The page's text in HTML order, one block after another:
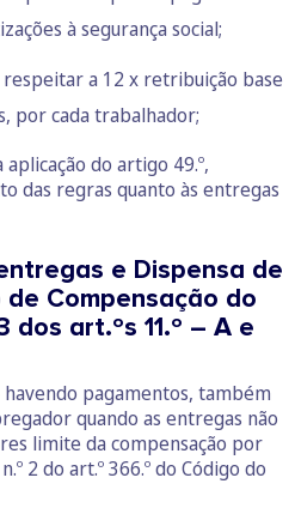
à segurança social;
a 12 x retribuição base
por cada trabalhador;
do artigo 49.º,
das regras quanto às entregas
e Dispensa de
Compensação do
dos art.ºs 11.º – A e
havendo pagamentos, também
quando as entregas não
limite da compensação por
2 do art.º 366.º do Código do